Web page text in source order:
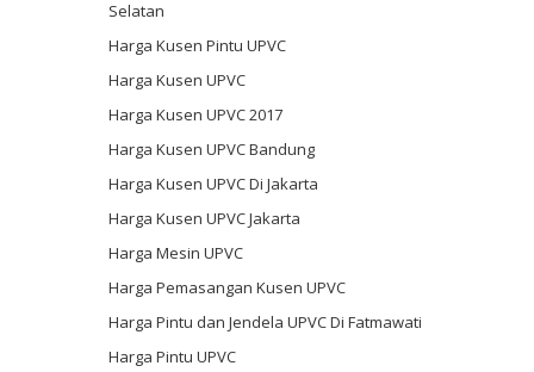
Selatan
Harga Kusen Pintu UPVC
Harga Kusen UPVC
Harga Kusen UPVC 2017
Harga Kusen UPVC Bandung
Harga Kusen UPVC Di Jakarta
Harga Kusen UPVC Jakarta
Harga Mesin UPVC
Harga Pemasangan Kusen UPVC
Harga Pintu dan Jendela UPVC Di Fatmawati
Harga Pintu UPVC